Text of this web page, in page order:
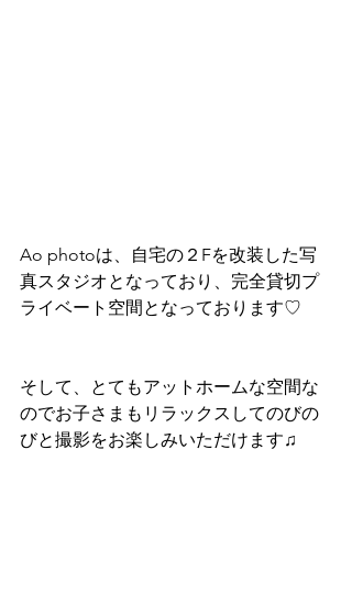
Ao photoは、自宅の２Fを改装した写
真スタジオとなっており、完全貸切プ
ライベート空間となっております♡
そして、とてもアットホームな空間な
のでお子さまもリラックスしてのびの
びと撮影をお楽しみいただけます♫